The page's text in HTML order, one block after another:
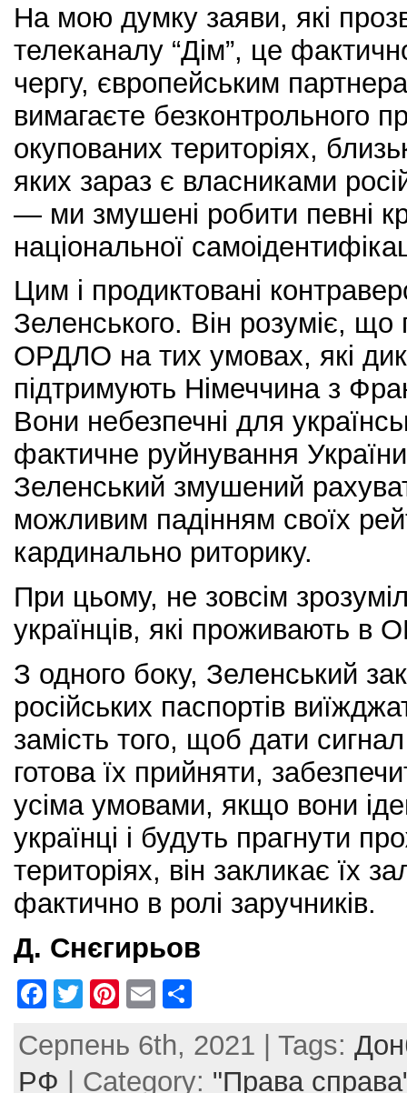
На мою думку заяви, які
телеканалу “Дім”, це
чергу, європейським
вимагаєте безконтрольного
окупованих територіях,
яких зараз є власниками
— ми змушені робити певні
національної
Цим і продиктовані
Зеленського. Він розуміє, що
ОРДЛО на тих умовах, які
підтримують Німеччина з
Вони небезпечні для
фактичне руйнування
Зеленський змушений
можливим падінням своїх
кардинально риторику.
При цьому, не зовсім
українців, які проживають в
З одного боку, Зеленський
російських паспортів
замість того, щоб дати
готова їх прийняти,
усіма умовами, якщо вони
українці і будуть прагнути
територіях, він закликає їх
фактично в ролі заручників.
Д. Снєгирьов
F
c
e
T
itt
er
Pi
er
e
E
ai
l
ar
e
Серпень 6th, 2021 | Tags:
РФ | Category: "Права